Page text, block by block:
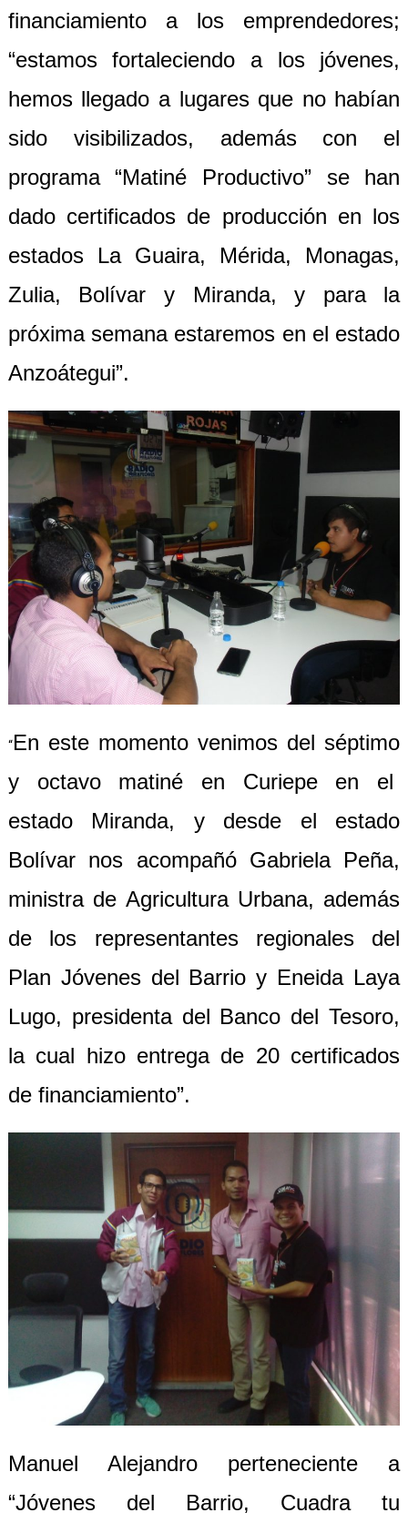
financiamiento a los emprendedores;
“estamos fortaleciendo a los jóvenes,
hemos llegado a lugares que no habían
sido visibilizados, además con el
programa “Matiné Productivo” se han
dado certificados de producción en los
estados La Guaira, Mérida, Monagas,
Zulia, Bolívar y
Miranda, y para la
próxima semana estaremos en el estado
Anzoátegui”.
“En este momento venimos del séptimo
y octavo matiné en
Curiepe en el
estado Miranda,
y desde el estado
Bolívar nos acompañó Gabriela Peña,
ministra de Agricultura Urbana, además
de los representantes regionales del
Plan Jóvenes del Barrio y Eneida Laya
Lugo, presidenta del Banco del Tesoro,
la cual hizo entrega de 20 certificados
de financiamiento”.
Manuel Alejandro perteneciente a
“Jóvenes del Barrio, Cuadra tu